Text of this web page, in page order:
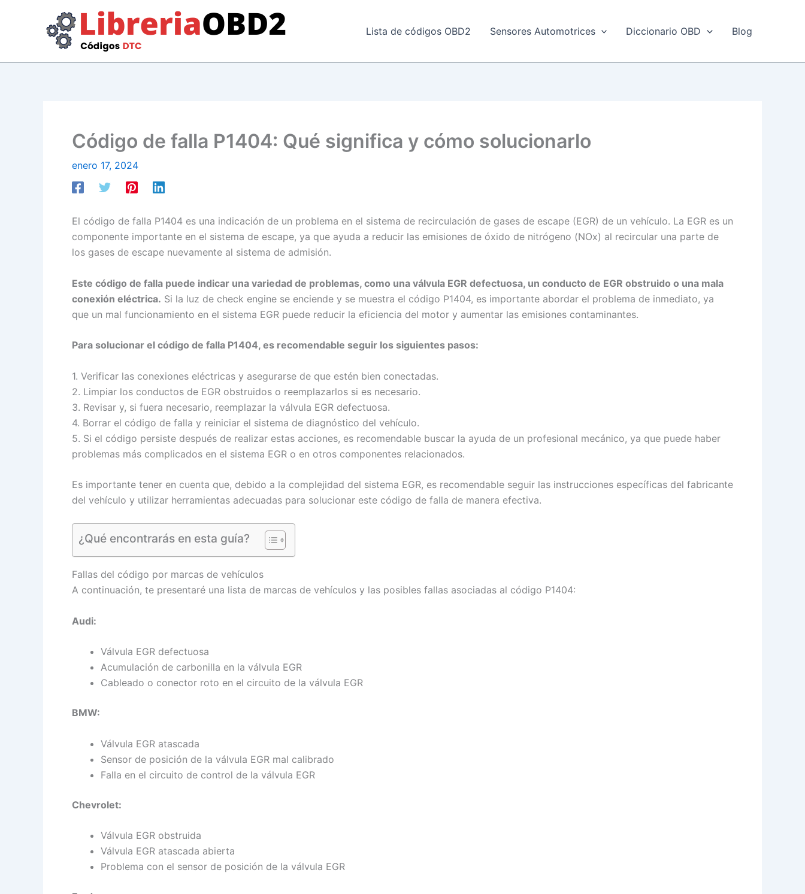
Lista de códigos OBD2 Sensores Automotrices Diccionario OBD Blog
Código de falla P1404: Qué significa y cómo solucionarlo
enero 17, 2024
El código de falla P1404 es una indicación de un problema en el sistema de recirculación de gases de escape (EGR) de un vehículo. La EGR es un
componente importante en el sistema de escape, ya que ayuda a reducir las emisiones de óxido de nitrógeno (NOx) al recircular una parte de
los gases de escape nuevamente al sistema de admisión.
Este código de falla puede indicar una variedad de problemas, como una válvula EGR defectuosa, un conducto de EGR obstruido o una mala
conexión eléctrica. Si la luz de check engine se enciende y se muestra el código P1404, es importante abordar el problema de inmediato, ya
que un mal funcionamiento en el sistema EGR puede reducir la eficiencia del motor y aumentar las emisiones contaminantes.
Para solucionar el código de falla P1404, es recomendable seguir los siguientes pasos:
1. Verificar las conexiones eléctricas y asegurarse de que estén bien conectadas.
2. Limpiar los conductos de EGR obstruidos o reemplazarlos si es necesario.
3. Revisar y, si fuera necesario, reemplazar la válvula EGR defectuosa.
4. Borrar el código de falla y reiniciar el sistema de diagnóstico del vehículo.
5. Si el código persiste después de realizar estas acciones, es recomendable buscar la ayuda de un profesional mecánico, ya que puede haber
problemas más complicados en el sistema EGR o en otros componentes relacionados.
Es importante tener en cuenta que, debido a la complejidad del sistema EGR, es recomendable seguir las instrucciones específicas del fabricante
del vehículo y utilizar herramientas adecuadas para solucionar este código de falla de manera efectiva.
¿Qué encontrarás en esta guía?
Fallas del código por marcas de vehículos
A continuación, te presentaré una lista de marcas de vehículos y las posibles fallas asociadas al código P1404:
Audi:
Válvula EGR defectuosa
Acumulación de carbonilla en la válvula EGR
Cableado o conector roto en el circuito de la válvula EGR
BMW:
Válvula EGR atascada
Sensor de posición de la válvula EGR mal calibrado
Falla en el circuito de control de la válvula EGR
Chevrolet:
Válvula EGR obstruida
Válvula EGR atascada abierta
Problema con el sensor de posición de la válvula EGR